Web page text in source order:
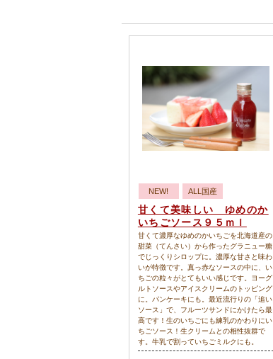
NEW! ALL国産
甘くて美味しい ゆめのか
いちごソース９５ｍｌ
甘くて濃厚なゆめのかいちごを北海道産の
甜菜（てんさい）から作ったグラニュー糖
でじっくりシロップに。濃厚な甘さと味わ
いが特徴です。真っ赤なソースの中に、い
ちごの粒々がとてもいい感じです。ヨーグ
ルトソースやアイスクリームのトッピング
に。パンケーキにも。最近流行りの「追い
ソース」で、フルーツサンドにかけたら最
高です！生のいちごにも練乳のかわりにい
ちごソース！生クリームとの相性抜群で
す。牛乳で割っていちごミルクにも。